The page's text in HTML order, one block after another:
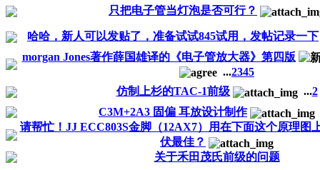
只把电子管当灯泡是否可行？
哈哈，新人可以发贴了，准备试试845试用，发帖记录一下
morgan Jones著作薛国雄译的《电子管放大器》第四版
...2345
仿制上杉的TAC-1前级
...2
C3M+2A3 固偏 耳放设计制作
请帮忙！JJ ECC803S金脚（12AX7）用在下面这个原理图
伏最佳？
关于禾田茂氏前级的问题